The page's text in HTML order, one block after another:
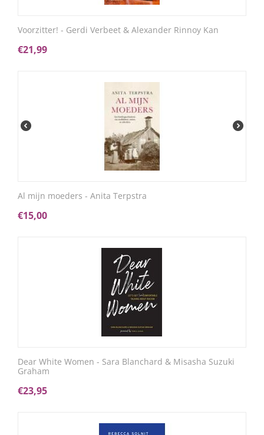
Voorzitter! - Gerdi Verbeet & Alexander Rinnoy Kan
€21,99
Al mijn moeders - Anita Terpstra
€15,00
Dear White Women - Sara Blanchard & Misasha Suzuki
Graham
€23,95